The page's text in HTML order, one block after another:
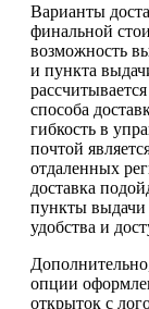
Варианты
финальной
возможность
и пункта
способа
гибкость в
почтой
отдаленных
доставка
пункты выдачи
удобства и
опции
открыток с